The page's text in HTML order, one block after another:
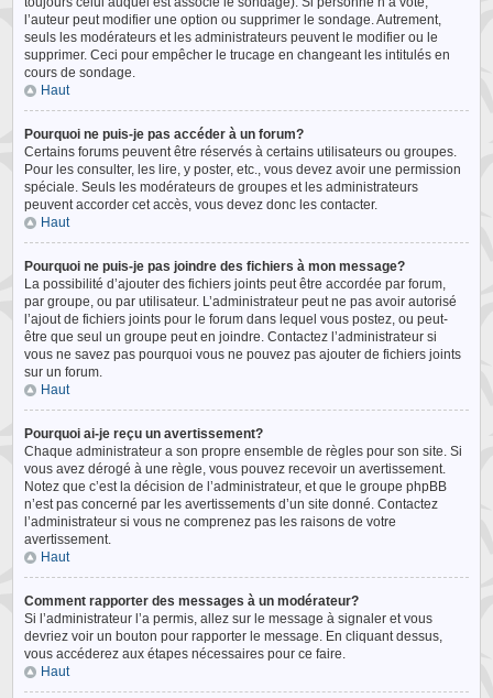
l’auteur peut modifier une option ou supprimer le sondage. Autrement,
seuls les modérateurs et les administrateurs peuvent le modifier ou le
supprimer. Ceci pour empêcher le trucage en changeant les intitulés en
cours de sondage.
Haut
Pourquoi ne puis-je pas accéder à un forum?
Certains forums peuvent être réservés à certains utilisateurs ou groupes.
Pour les consulter, les lire, y poster, etc., vous devez avoir une permission
spéciale. Seuls les modérateurs de groupes et les administrateurs
peuvent accorder cet accès, vous devez donc les contacter.
Haut
Pourquoi ne puis-je pas joindre des fichiers à mon message?
La possibilité d’ajouter des fichiers joints peut être accordée par forum,
par groupe, ou par utilisateur. L’administrateur peut ne pas avoir autorisé
l’ajout de fichiers joints pour le forum dans lequel vous postez, ou peut-
être que seul un groupe peut en joindre. Contactez l’administrateur si
vous ne savez pas pourquoi vous ne pouvez pas ajouter de fichiers joints
sur un forum.
Haut
Pourquoi ai-je reçu un avertissement?
Chaque administrateur a son propre ensemble de règles pour son site. Si
vous avez dérogé à une règle, vous pouvez recevoir un avertissement.
Notez que c’est la décision de l’administrateur, et que le groupe phpBB
n’est pas concerné par les avertissements d’un site donné. Contactez
l’administrateur si vous ne comprenez pas les raisons de votre
avertissement.
Haut
Comment rapporter des messages à un modérateur?
Si l’administrateur l’a permis, allez sur le message à signaler et vous
devriez voir un bouton pour rapporter le message. En cliquant dessus,
vous accéderez aux étapes nécessaires pour ce faire.
Haut